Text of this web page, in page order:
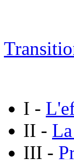
I -
II -
III -